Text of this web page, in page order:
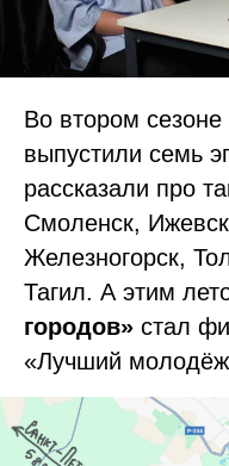
Во втором сезоне
выпустили семь
рассказали про
Смоленск,
Железногорск,
Тагил. А этим
городов» стал
«Лучший